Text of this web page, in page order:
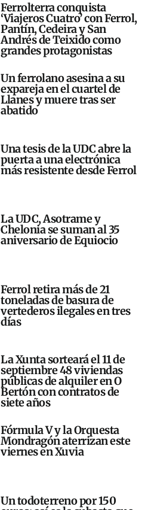
Ferrolterra conquista
‘Viajeros Cuatro’ con Ferrol,
Pantín, Cedeira y San
Andrés de Teixido como
grandes protagonistas
Un ferrolano asesina a su
expareja en el cuartel de
Llanes y muere tras ser
abatido
Una tesis de la UDC abre la
puerta a una electrónica
más resistente desde Ferrol
La UDC, Asotrame y
Chelonia se suman al 35
aniversario de Equiocio
Ferrol retira más de 21
toneladas de basura de
vertederos ilegales en tres
días
La Xunta sorteará el 11 de
septiembre 48 viviendas
públicas de alquiler en O
Bertón con contratos de
siete años
Fórmula V y la Orquesta
Mondragón aterrizan este
viernes en Xuvia
Un todoterreno por 150